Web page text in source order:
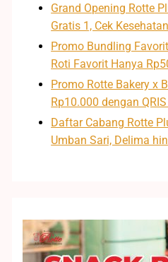
Grand Opening Rotte
Gratis 1, Cek
Promo Bundling
Roti Favorit Hanya
Promo Rotte Bakery x
Rp10.000 dengan
Daftar Cabang Rotte
Umban Sari, Delima